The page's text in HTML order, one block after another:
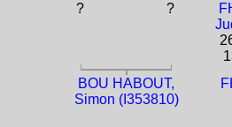
? ?
BOU HABOUT,
Simon (I353810)